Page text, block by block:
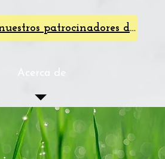
¡¡Gracias a nuestros patrocinadores de SterlingFest 2024!!
Acerca de